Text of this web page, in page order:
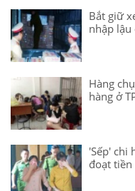
Bắt giữ
nhập lậu
Hàng
hàng ở
'Sếp' chi
đoạt tiền